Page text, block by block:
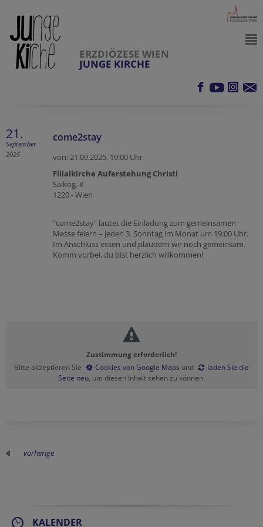
ERZDIÖZESE WIEN
JUNGE KIRCHE
21.
September
2025
come2stay
von: 21.09.2025, 19:00 Uhr
Filialkirche Auferstehung Christi
Saikog. 8
1220 - Wien
"come2stay“ lautet die Einladung zum gemeinsamen
Messe feiern – jeden 3. Sonntag im Monat um 19:00 Uhr.
Im Anschluss essen und plaudern wir noch gemeinsam.
Komm vorbei, du bist herzlich willkommen!
Zustimmung erforderlich!
Bitte akzeptieren Sie
Cookies von Google Maps und
laden Sie die
Seite neu, um diesen Inhalt sehen zu können.
vorherige
KALENDER